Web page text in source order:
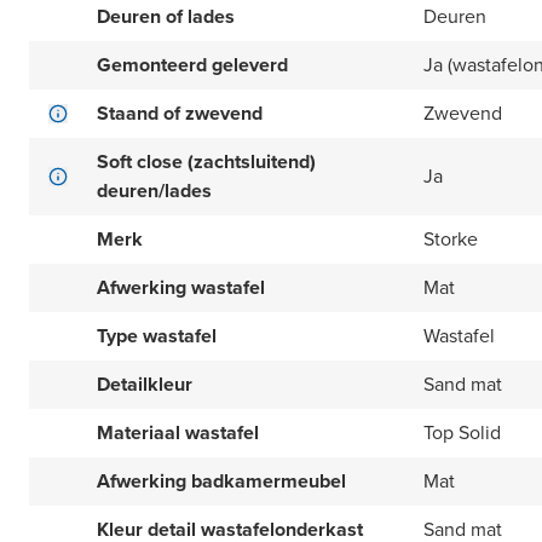
Deuren of lades
Deuren
Gemonteerd geleverd
Ja
Staand of zwevend
Zwevend
Soft close (zachtsluitend)
deuren/lades
Ja
Merk
Storke
Afwerking wastafel
Mat
Type wastafel
Wastafel
Detailkleur
Sand mat
Materiaal wastafel
Top Solid
Afwerking badkamermeubel
Mat
Kleur detail wastafelonderkast
Sand mat